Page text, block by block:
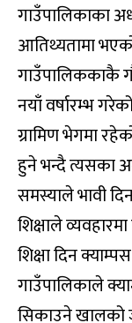
गाउँपालिकाका
आतिथ्यतामा
गाउँपालिककाकै
नयाँ वर्षारम्भ
ग्रामिण भेगमा
हुने भन्दै त्यसका
समस्याले भावी
शिक्षाले
शिक्षा दिन
गाउँपालिकाले
सिकाउने खालको